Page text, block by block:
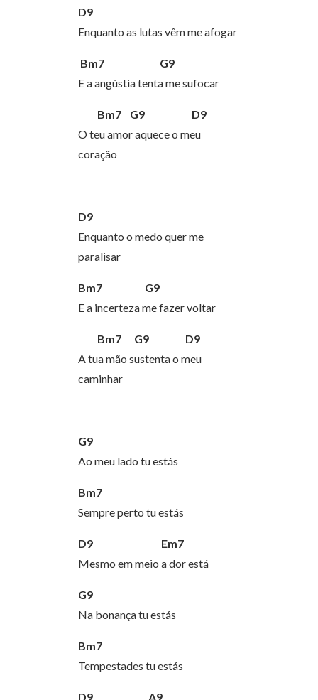
D9
Enquanto as lutas vêm me afogar
Bm7 G9
E a angústia tenta me sufocar
Bm7 G9 D9
O teu amor aquece o meu
coração
D9
Enquanto o medo quer me
paralisar
Bm7 G9
E a incerteza me fazer voltar
Bm7
G9 D9
A tua mão sustenta o meu
caminhar
G9
Ao meu lado tu estás
Bm7
Sempre perto tu estás
D9 Em7
Mesmo em meio a dor está
G9
Na bonança tu estás
Bm7
Tempestades tu estás
D9 A9